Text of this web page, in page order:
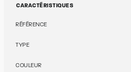
CARACTÉRISTIQUES
RÉFÉRENCE
TYPE
COULEUR